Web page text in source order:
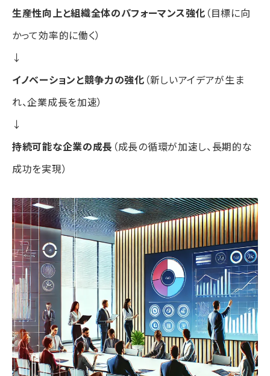
生産性向上と組織全体のパフォーマンス強化 （目標に向
かって効率的に働く）
↓
イノベーションと競争力の強化 （新しいアイデアが生ま
れ、企業成長を加速）
↓
持続可能な企業の成長 （成長の循環が加速し、長期的な
成功を実現）